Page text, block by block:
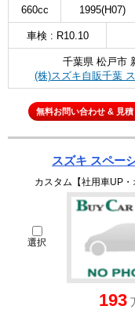
660cc 1995(H07)
車検 : R10.10
千葉県 松戸市
(株)スズキ自販千葉
無料お問い合わせ & 見積
スズキ スペー
カスタム【社用車UP
選択
193